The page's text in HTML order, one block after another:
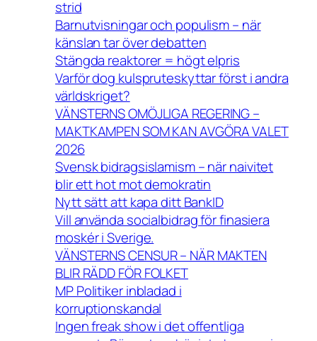
strid
Barnutvisningar och populism – när
känslan tar över debatten
Stängda reaktorer = högt elpris
Varför dog kulspruteskyttar först i andra
världskriget?
VÄNSTERNS OMÖJLIGA REGERING –
MAKTKAMPEN SOM KAN AVGÖRA VALET
2026
Svensk bidragsislamism – när naivitet
blir ett hot mot demokratin
Nytt sätt att kapa ditt BankID
Vill använda socialbidrag för finasiera
moskér i Sverige.
VÄNSTERNS CENSUR – NÄR MAKTEN
BLIR RÄDD FÖR FOLKET
MP Politiker inbladad i
korruptionskandal
Ingen freak show i det offentliga